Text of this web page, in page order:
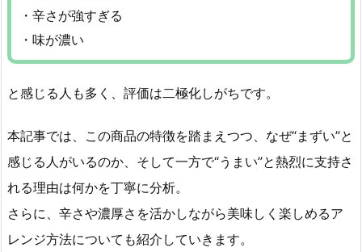
・辛さが強すぎる
・味が濃い
と感じる人も多く、評価は二極化しがちです。
本記事では、この商品の特徴を踏まえつつ、なぜ“まずい”と
感じる人がいるのか、そして一方で“うまい”と熱烈に支持さ
れる理由は何かを丁寧に分析。
さらに、辛さや濃厚さを活かしながら美味しく楽しめるア
レンジ方法についても紹介していきます。